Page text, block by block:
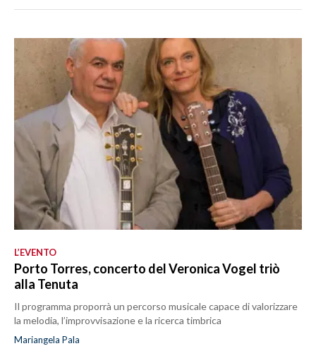
L’EVENTO
Porto Torres, concerto del Veronica Vogel triò
alla Tenuta
Il programma proporrà un percorso musicale capace di valorizzare
la melodia, l’improvvisazione e la ricerca timbrica
Mariangela Pala